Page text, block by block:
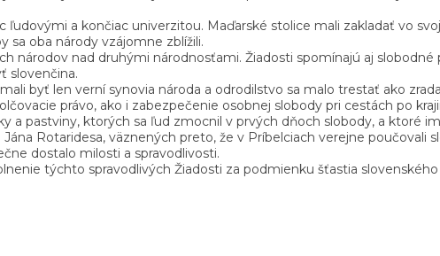
ľudovými a končiac univerzitou. Maďarské stolice mali zakladať vo
sa oba národy vzájomne zblížili.
národov nad druhými národnosťami. Žiadosti spomínajú aj
slovenčina.
byť len verní synovia národa a odrodilstvo sa malo trestať ako
právo, ako i zabezpečenie osobnej slobody pri cestách po
a pastviny, ktorých sa ľud zmocnil v prvých dňoch slobody, a ktoré
Rotaridesa, väznených preto, že v Príbelciach verejne poučovali
dostalo milosti a spravodlivosti.
týchto spravodlivých Žiadosti za podmienku šťastia